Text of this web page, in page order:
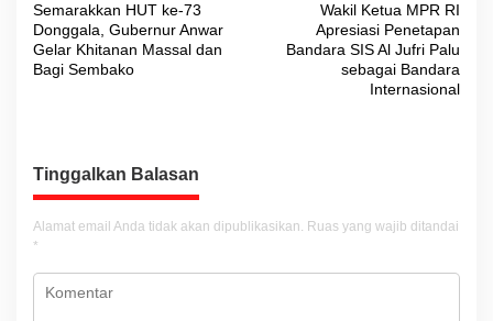
a
v
s
i
p
o
s
Semarakkan HUT ke-73
Donggala, Gubernur Anwar
Gelar Khitanan Massal dan
Bagi Sembako
Wakil Ketua MPR RI
Apresiasi Penetapan
Bandara SIS Al Jufri Palu
sebagai Bandara
Internasional
Tinggalkan Balasan
Alamat email Anda tidak akan dipublikasikan. Ruas yang wajib ditandai
*